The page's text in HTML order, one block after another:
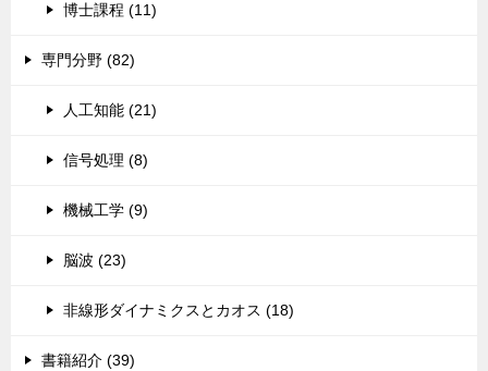
博士課程 (11)
専門分野 (82)
人工知能 (21)
信号処理 (8)
機械工学 (9)
脳波 (23)
非線形ダイナミクスとカオス (18)
書籍紹介 (39)